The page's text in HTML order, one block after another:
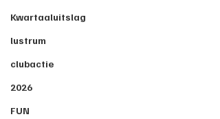
Kwartaaluitslag
lustrum
clubactie
2026
FUN